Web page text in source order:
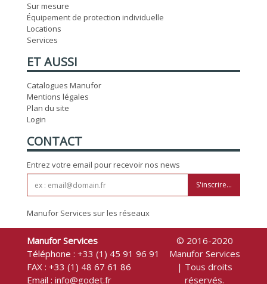
Sur mesure
Équipement de protection individuelle
Locations
Services
ET AUSSI
Catalogues Manufor
Mentions légales
Plan du site
Login
CONTACT
Entrez votre email pour recevoir nos news
S'inscrire...
Manufor Services sur les réseaux
Manufor Services
Téléphone : +33 (1) 45 91 96 91
FAX : +33 (1) 48 67 61 86
Email : info@godet.fr
© 2016-2020
Manufor Services
| Tous droits
réservés.